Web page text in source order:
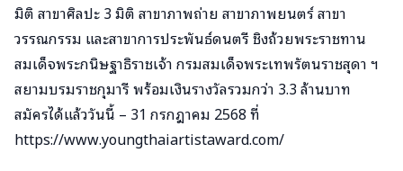
มิติ สาขาศิลปะ 3 มิติ สาขาภาพถ่าย สาขาภาพยนตร์ สาขา
วรรณกรรม และสาขาการประพันธ์ดนตรี ชิงถ้วยพระราชทาน
สมเด็จพระกนิษฐาธิราชเจ้า กรมสมเด็จพระเทพรัตนราชสุดา ฯ
สยามบรมราชกุมารี พร้อมเงินรางวัลรวมกว่า 3.3 ล้านบาท
สมัครได้แล้ววันนี้ – 31 กรกฎาคม 2568 ที่
https://www.youngthaiartistaward.com/